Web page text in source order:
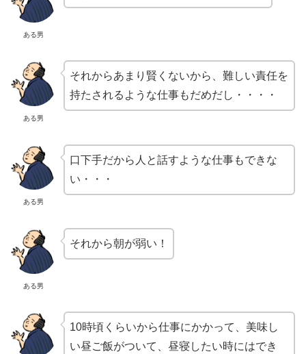
ある男
ある男
それからあまり賢くないから、難しい責任を
持たされるような仕事もだめだし・・・・
ある男
口下手だから人と話すような仕事もできな
い・・・
ある男
それから朝が弱い！
10時頃くらいから仕事にかかって、美味し
い昼ご飯がついて、昼寝したい時にはでき